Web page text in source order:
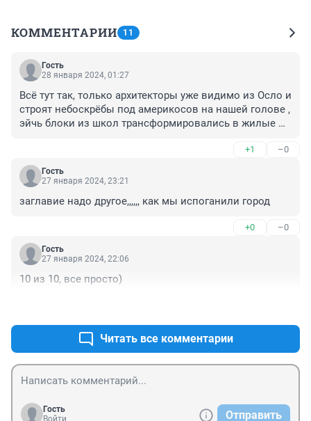
КОММЕНТАРИИ 11
Гость
28 января 2024, 01:27
Всё тут так, только архитекторы уже видимо из Осло и
строят небоскрёбы под америкосов на нашей голове ,
эйчь блоки из школ трансформировались в жилые
Бассейны обещают - павлины-мавлины Говоришъ.
ЧУДНО.
+1 –0
Гость
27 января 2024, 23:21
заглавие надо другое,,,,,, как мы испоганили город
+0 –0
Гость
27 января 2024, 22:06
10 из 10, все просто)
Читать все комментарии
Гость
Войти
Отправить